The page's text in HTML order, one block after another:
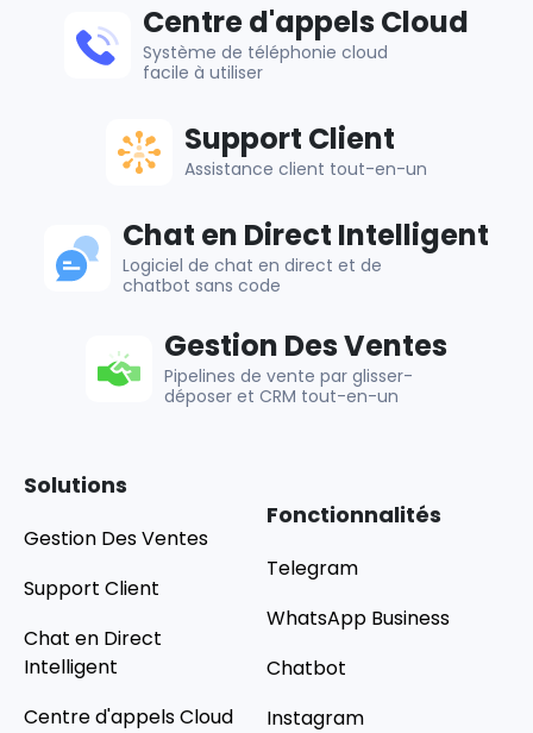
Centre d'appels Cloud
Système de téléphonie cloud
facile à utiliser
Support Client
Assistance client tout-en-un
Chat en Direct Intelligent
Logiciel de chat en direct et de
chatbot sans code
Gestion Des Ventes
Pipelines de vente par glisser-
déposer et CRM tout-en-un
Solutions
Gestion Des Ventes
Support Client
Chat en Direct
Intelligent
Centre d'appels Cloud
Fonctionnalités
Telegram
WhatsApp Business
Chatbot
Instagram